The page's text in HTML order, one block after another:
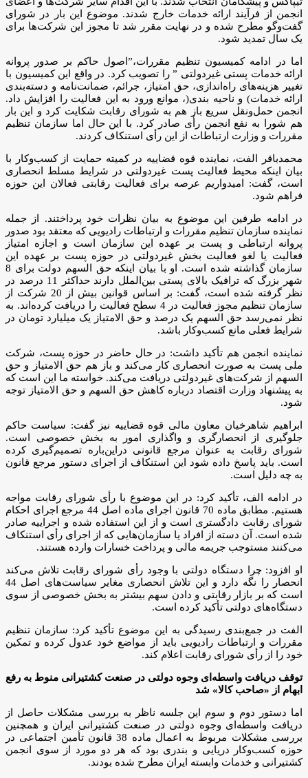
انجمن از فرآیند ارائه خدمات خارج شدند. موضوع این بار در شورای
گفت‌وگو مطرح شده و در نهایت مقرر شد تا مجوز این شرکت‌ها برای
یک سال تمدید شود.
اما در ادامه کمیسیون تنظیم مقررات،”اصول حاکم بر صدور پروانه
ارائه خدمات پستی غیردولتی ” را تصویب کرد. در واقع این کمیسیون با
تغییر هزینه‌های راه‌اندازی، حق امتیاز، جرائم، ضمانت‌نامه و دسته‌بندی
ارائه خدمات) و ناحیه بندی(، موانع ورود به این فعالیت را افزایش داد.
انجمن حمل‌ونقل سریع باز هم به شورای رقابت شکایت کرد و این بار
هم شورا به نفع انجمن رأی صادر کرد. با این حال اما سازمان تنظیم
مقررات و وزارت ارتباطات از این رأی استنکاف کردند.
محمدباقر الفت، نماینده قوه قضاییه در کمیته حمایت از کسب‌وکار با
بیان اینکه محیط فعالیت پست غیردولتی در شرایط مسلط انحصاری
است، گفت: امیدواریم عرصه برای فعالیت رقابتی فعالان این حوزه
فراهم شود.
در ادامه طرفین این موضوع به بیان نظرات خود پرداختند. از جمله
نماینده سازمان تنظیم مقررات و ارتباطات رادیویی که معتقد بود صدور
پروانه ارتباطی و پست بر عهده این سازمان است و اجازه امتیاز
فعالیت یا لغو فعالیت بخش غیردولتی در حوزه پست بر عهده این
سازمان گذاشته شده است. او با بیان اینکه حق السهم دولت برای 8
شهر بزرگ که ترافیک بالای پستی بین‌الملل دارند حداکثر 11 درصد در
نظر گرفته شده است، گفت: بر اساس قوانین بیش از 20 شرکت از
سازمان تنظیم مجوز فعالیت در 4 سطح فعالیت را دریافت کرده‌اند. به
نظر نمی‌رسد حق السهم یک درصد و حق الامتیاز یک میلیارد تومان در
شرایط فعلی مانع کسب‌وکار باشد.
نماینده انجمن هم تأکید داشت: در حال حاضر در حوزه پست، شرکت
ملی پست به صورت انحصاری کار می‌کند و باز هم حق الامتیاز و حق
السهم از شرکت‌های غیردولتی دریافت می‌کند. خواسته ما این است که
به پیشنهاد وزارت اقتصاد درباره کاهش حق السهم و حق الامتیاز توجه
شود.
ابراهیم شاهرخیان معاون مالی قوه قضاییه نیز گفت: سیاست حاکم
جلوگیری از انحصارگری و واگذاری امور به بخش خصوصی است.
شورای رقابت به عنوان مرجع قانونی دراین‌باره تصمیم‌گیری کرده
است. باید پاسخ داده شود این استنکاف از اجرای دستور مرجع قانون
به چه دلیل است.
در ادامه الف، تأکید کرد: در این موضوع با رأی شورای رقابت مواجه
هستیم. مطابق ماده 70 قانون اجرای ماده اصل 44 مرجع اجرای احکام
شورای رقابت دادگستری است و از این استفاده شده و اجراییه صادر
شده است. آن دسته از افراد یا سازمان‌هایی که از اجرای رأی استنکاف
می‌کنند مستوجب جریمه مالی و پرداخت خسارات وارده هستند.
او افزود: چرا دستگاه دولتی با وجود رأی شورای رقابت تلاش می‌کند
انحصار را نگه دارد و این تلاش انحصاری مغایر سیاست‌های اصل 44
است که بر بازار رقابتی و دادن سهم بیشتر به بخش خصوصی از سوی
دستگاه‌های دولتی تأکید کرده است.
الفت در جمع‌بندی رسیدگی به این موضوع تأکید کرد: سازمان تنظیم
مقررات و ارتباطات رادیویی باید از مواضع خود عدول کرده و تمکین
خود را از رأی شورای رقابت اعلام کند.
توقف دریافت واسطه‌ای وجوه دولتی در صنعت کشتیرانی منوط به رفع
ابهام از «صاحب کالا» شد
اما دستور دوم و سوم این جلسه ناظر به بررسی مشکلات حاصل از
دریافت واسطه‌ای وجوه دولتی در صنعت کشتیرانی ایران و همچنین
بررسی مشکلات مربوط به اعمال ماده 38 قانون تأمین اجتماعی در
حوزه کسب‌وکار دریایی و بندری بود که هر دو مورد از سوی انجمن
کشتیرانی و خدمات وابسته ایران مطرح شده بودند.